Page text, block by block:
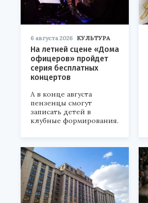
6 августа 2026 КУЛЬТУРА
На летней сцене «Дома
офицеров» пройдет
серия бесплатных
концертов
А в конце августа
пензенцы смогут
записать детей в
клубные формирования.